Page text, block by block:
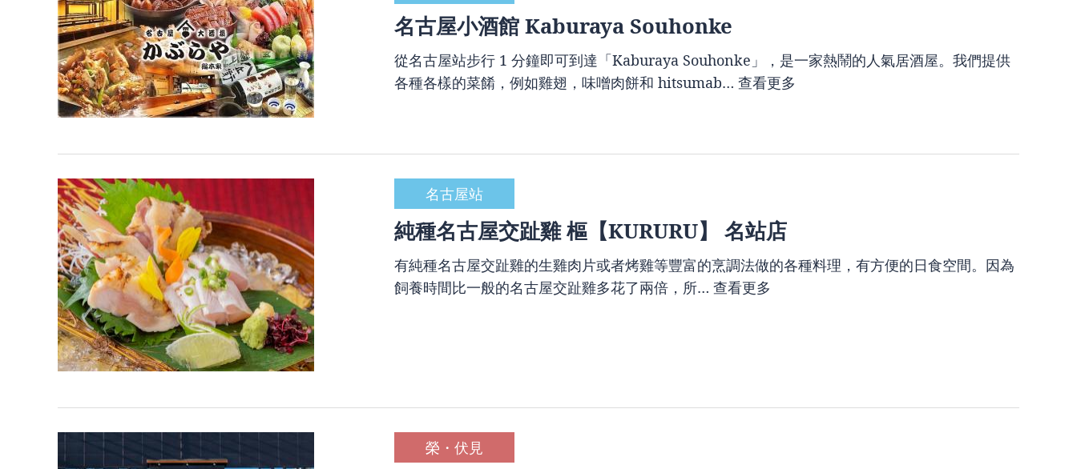
名古屋小酒館 Kaburaya Souhonke
從名古屋站步行 1 分鐘即可到達「Kaburaya Souhonke」，是一家熱鬧的人氣居酒屋。我們提供
各種各樣的菜餚，例如雞翅，味噌肉餅和 hitsumab… 查看更多
名古屋站
純種名古屋交趾雞 樞【KURURU】 名站店
有純種名古屋交趾雞的生雞肉片或者烤雞等豐富的烹調法做的各種料理，有方便的日食空間。因為
飼養時間比一般的名古屋交趾雞多花了兩倍，所… 查看更多
榮・伏見